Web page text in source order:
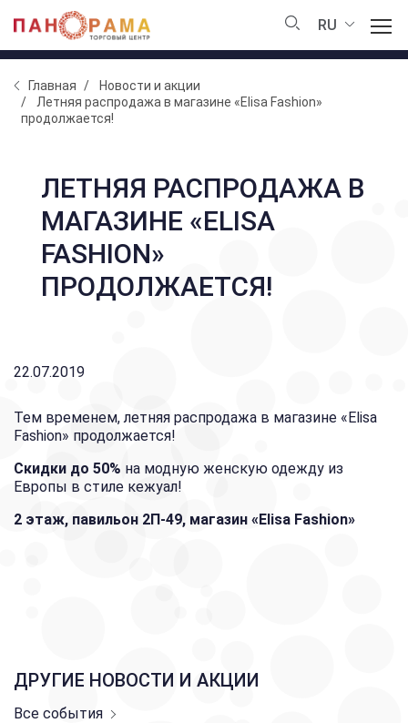
RU
Главная
Новости и акции
Летняя распродажа в магазине «Elisa Fashion»
продолжается!
ЛЕТНЯЯ РАСПРОДАЖА В
МАГАЗИНЕ «ELISA
FASHION»
ПРОДОЛЖАЕТСЯ!
22.07.2019
Тем временем, летняя распродажа в магазине «Elisa
Fashion» продолжается!
Скидки до 50% на модную женскую одежду из
Европы в стиле кежуал!
2 этаж, павильон 2П-49, магазин «Elisa Fashion»
ДРУГИЕ НОВОСТИ И АКЦИИ
Все события